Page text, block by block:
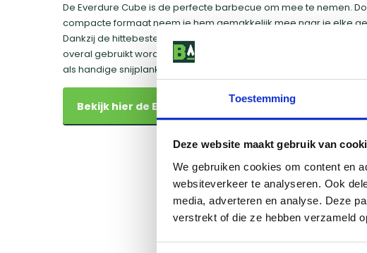
Toestemming
Deze website maakt gebruik van
We gebruiken cookies om content en
websiteverkeer te analyseren. Ook
media, adverteren en analyse. Deze
verstrekt of die ze hebben verzameld
De Everdure Cube is de perfecte barbecue om mee te nemen.
compacte formaat neem je hem gemakkelijk mee naar je elke
Dankzij de hittebestendige beschermingslaag aan de onderkant
overal gebruikt worden. Daarnaast kan de deksel van deze BBQ
als handige snijplank.
Bekijk hier de Everdure Cube BBQ